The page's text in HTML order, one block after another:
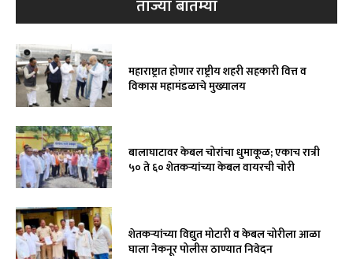
ताज्या बातम्या
महाराष्ट्रात होणार राष्ट्रीय शहरी सहकारी वित्त व
विकास महामंडळाचे मुख्यालय
बालाघाटावर केबल चोरांचा धुमाकूळ; एकाच रात्री
५० ते ६० शेतकऱ्यांच्या केबल वायरची चोरी
शेतकऱ्यांच्या विद्युत मोटारी व केबल चोरीला आळा
घाला नेकनूर पोलीस ठाण्यात निवेदन